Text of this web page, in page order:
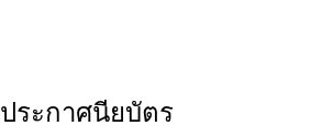
ประกาศนียบัตร